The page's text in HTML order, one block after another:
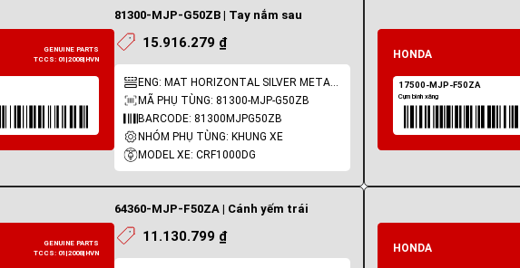
GENUINE PARTS
TCCS: 01|2008|HVN
81300-MJP-G50ZB
81300-MJP-G50ZB | Tay nắm sau
15.916.279 ₫
ENG: MAT HORIZONTAL SILVER METALLIC
MÃ PHỤ TÙNG: 81300-MJP-G50ZB
BARCODE: 81300MJPG50ZB
NHÓM PHỤ TÙNG: KHUNG XE
MODEL XE: CRF1000DG
64360-MJP-F50ZA | Cánh yếm trái
11.130.799 ₫